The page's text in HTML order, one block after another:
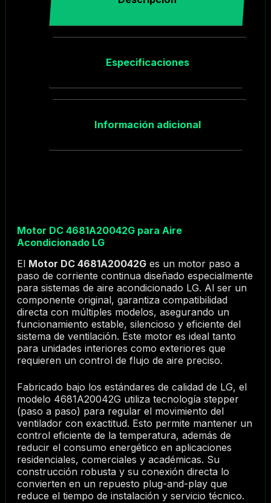
Especificaciones
Información adicional
Motor DC 4681A20042G para Aire
Acondicionado LG
El Motor DC 4681A20042Ges un motor paso a
paso de corriente continua diseñado especialmente
para sistemas de aire acondicionado LG. Al ser un
componente original, garantiza compatibilidad
directa con múltiples modelos, asegurando un
funcionamiento estable, silencioso y eficiente del
sistema de ventilación. Este motor es ideal tanto
para unidades interiores como exteriores que
requieren un control de flujo de aire preciso.
Fabricado bajo los estándares de calidad de LG, el
modelo 4681A20042G utiliza tecnología stepper
(paso a paso) para regular el movimiento del
ventilador con exactitud. Esto permite mantener un
control eficiente de la temperatura, además de
reducir el consumo energético en aplicaciones
residenciales, comerciales y académicas. Su
construcción robusta y su conexión directa lo
convierten en un repuesto plug-and-play que
reduce el tiempo de instalación y servicio técnico.